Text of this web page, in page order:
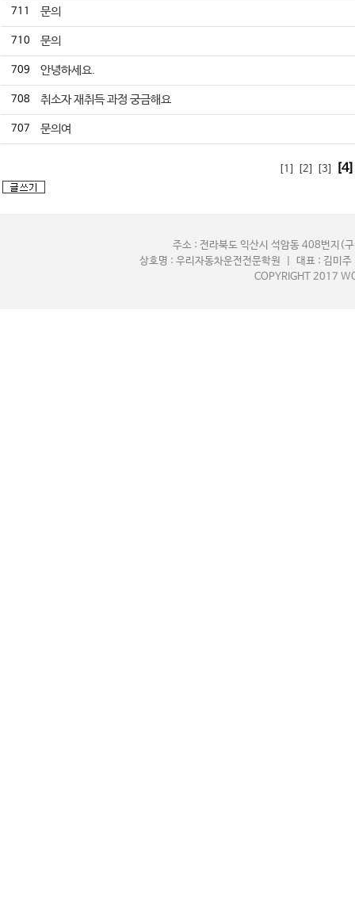
711 문의
710 문의
709 안녕하세요.
708 취소자 재취득 과정 궁금해요
707 문의여
[1] [2] [3] [4]
주소 : 전라북도 익산시 석암동 408번
상호명 : 우리자동차운전전문학원 | 대표 : 김
COPYRIGHT 2017